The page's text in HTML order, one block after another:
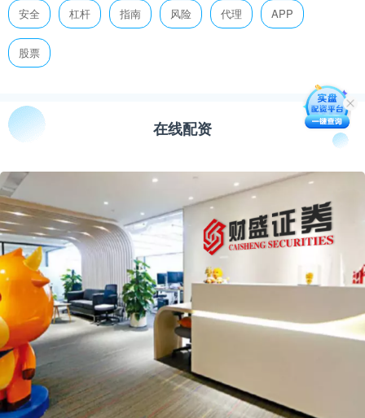
安全 杠杆 指南 风险 代理 APP
股票
在线配资